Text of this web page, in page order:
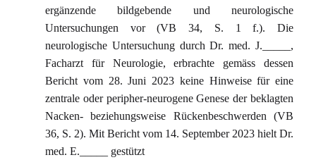
ergänzende bildgebende und neurologische
Untersuchungen vor (VB 34, S. 1 f.). Die
neurologische Untersuchung durch Dr. med. J._____,
Facharzt für Neurologie, erbrachte gemäss dessen
Bericht vom 28. Juni 2023 keine Hinweise für eine
zentrale oder peripher-neurogene Genese der beklagten
Nacken- beziehungsweise Rückenbeschwerden (VB
36, S. 2). Mit Bericht vom 14. September 2023 hielt Dr.
med. E._____ gestützt